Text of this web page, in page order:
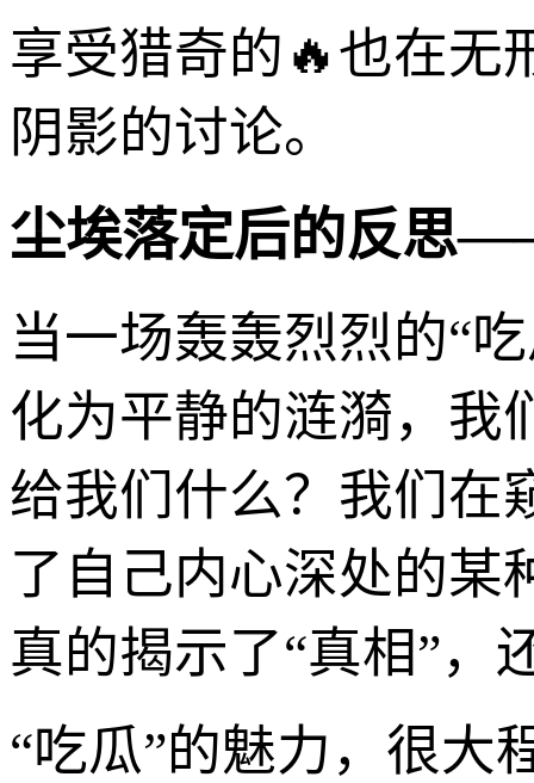
享受猎奇的🔥也在无
阴影的讨论。
尘埃落定后的反思
当一场轰轰烈烈的“
化为平静的涟漪，我
给我们什么？我们在
了自己内心深处的某
真的揭示了“真相”，
“吃瓜”的魅力，很大